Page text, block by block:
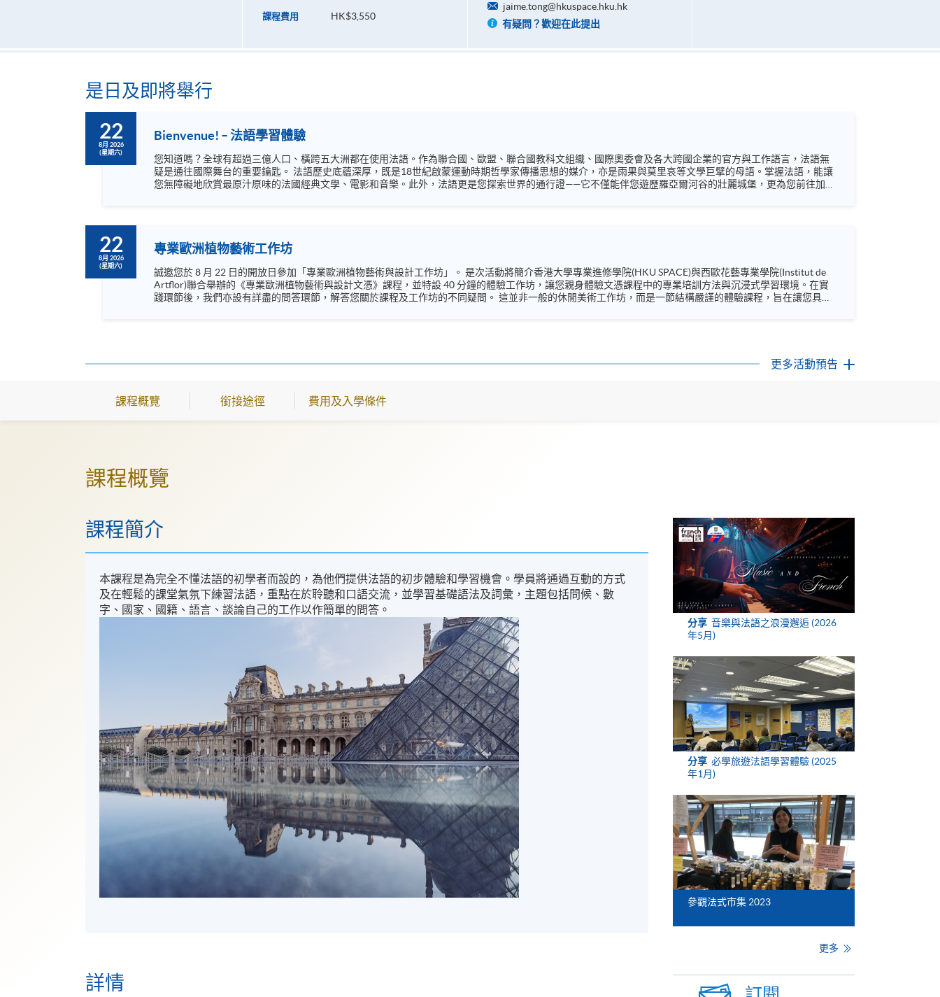
課程費用 HK$3,550
jaime.tong@hkuspace.hku.hk
有疑問？歡迎在此提出
是日及即將舉行
22
8月 2026
(星期六)
Bienvenue! – 法語學習體驗
您知道嗎？全球有超過三億人口、橫跨五大洲都在使用法語。作為聯合國、歐盟、聯合國教科文組織、國際奧委會及各大跨國企業的官方與工作語言，法語無
疑是通往國際舞台的重要鑰匙。 法語歷史底蘊深厚，既是18世紀啟蒙運動時期哲學家傳播思想的媒介，亦是雨果與莫里哀等文學巨擘的母語。掌握法語，能讓
您無障礙地欣賞最原汁原味的法國經典文學、電影和音樂。此外，法語更是您探索世界的通行證——它不僅能伴您遊歷羅亞爾河谷的壯麗城堡，更為您前往加拿
22
8月 2026
(星期六)
專業歐洲植物藝術工作坊
誠邀您於 8 月 22 日的開放日參加「專業歐洲植物藝術與設計工作坊」。 是次活動將簡介香港大學專業進修學院(HKU SPACE)與西歐花藝專業學院(Institut de
Artflor)聯合舉辦的《專業歐洲植物藝術與設計文憑》課程，並特設 40 分鐘的體驗工作坊，讓您親身體驗文憑課程中的專業培訓方法與沉浸式學習環境。在實
踐環節後，我們亦設有詳盡的問答環節，解答您關於課程及工作坊的不同疑問。 這並非一般的休閒美術工作坊，而是一節結構嚴謹的體驗課程，旨在讓您具體
更多活動預告
課程概覽 銜接途徑 費用及入學條件
課程概覽
課程簡介
本課程是為完全不懂法語的初學者而設的，為他們提供法語的初步體驗和學習機會。學員將通過互動的方式
及在輕鬆的課堂氣氛下練習法語，重點在於聆聽和口語交流，並學習基礎語法及詞彙，主題包括問候、數
字、國家、國籍、語言、談論自己的工作以作簡單的問答。
詳情
分享 音樂與法語之浪漫邂逅 (2026
年5月)
分享 必學旅遊法語學習體驗 (2025
年1月)
參觀法式市集 2023
更多